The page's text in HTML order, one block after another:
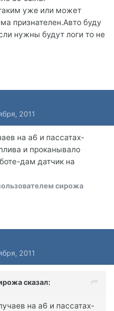
уже или может
признателен.Авто буду
нужны будут логи то не
2011
на а6 и пассатах-
и проканывало
дам датчик на
сирожа
2011
сказал:
на а6 и пассатах-